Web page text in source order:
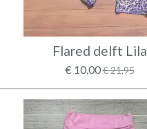
Flared delft Lila
€ 10,00€ 21,95